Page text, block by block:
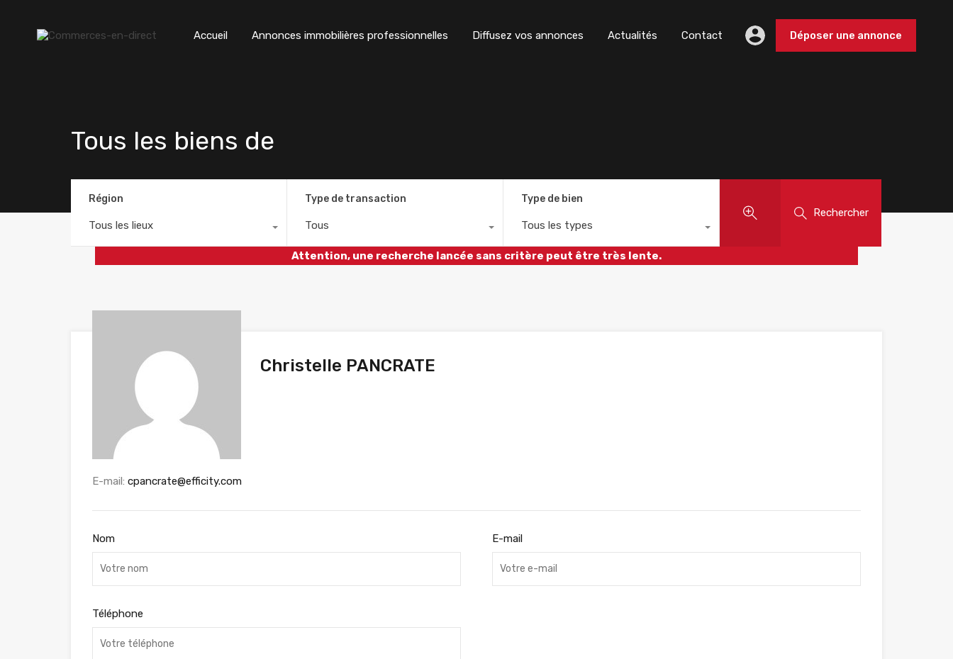
Accueil Annonces immobilières professionnelles Diffusez vos annonces Actualités Contact Déposer une annonce
Tous les biens de
Région
Tous les lieux
Type de transaction
Tous
Type de bien
Tous les types
Rechercher
Attention, une recherche lancée sans critère peut être très lente.
Christelle PANCRATE
E-mail: cpancrate@efficity.com
Nom E-mail
Téléphone